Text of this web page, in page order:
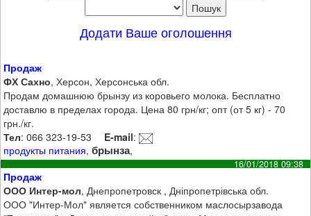
Додати Ваше оголошення
Продаж
ФХ Сахно, Херсон, Херсонська обл.
Продам домашнюю брынзу из коровьего молока. Бесплатно
доставлю в пределах города. Цена 80 грн/кг; опт (от 5 кг) - 70
грн./кг.
Тел: 066 323-19-53 E-mail:
продукты питания,брынза,
16/01/2018 09:38
Продаж
ООО Интер-мол, Днепропетровск , Дніпропетрівська обл.
ООО "Интер-Мол" является собственником маслосырзавода